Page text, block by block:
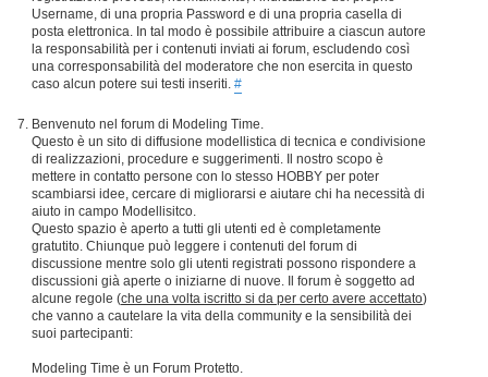
Username, di una propria Password e di una propria casella di
posta elettronica. In tal modo è possibile attribuire a ciascun autore
la responsabilità per i contenuti inviati ai forum, escludendo così
una corresponsabilità del moderatore che non esercita in questo
caso alcun potere sui testi inseriti. #
Benvenuto nel forum di Modeling Time.
Questo è un sito di diffusione modellistica di tecnica e condivisione
di realizzazioni, procedure e suggerimenti. Il nostro scopo è
mettere in contatto persone con lo stesso HOBBY per poter
scambiarsi idee, cercare di migliorarsi e aiutare chi ha necessità di
aiuto in campo Modellisitco.
Questo spazio è aperto a tutti gli utenti ed è completamente
gratutito. Chiunque può leggere i contenuti del forum di
discussione mentre solo gli utenti registrati possono rispondere a
discussioni già aperte o iniziarne di nuove. Il forum è soggetto ad
alcune regole (che una volta iscritto si da per certo avere accettato)
che vanno a cautelare la vita della community e la sensibilità dei
suoi partecipanti:
Modeling Time è un Forum Protetto.